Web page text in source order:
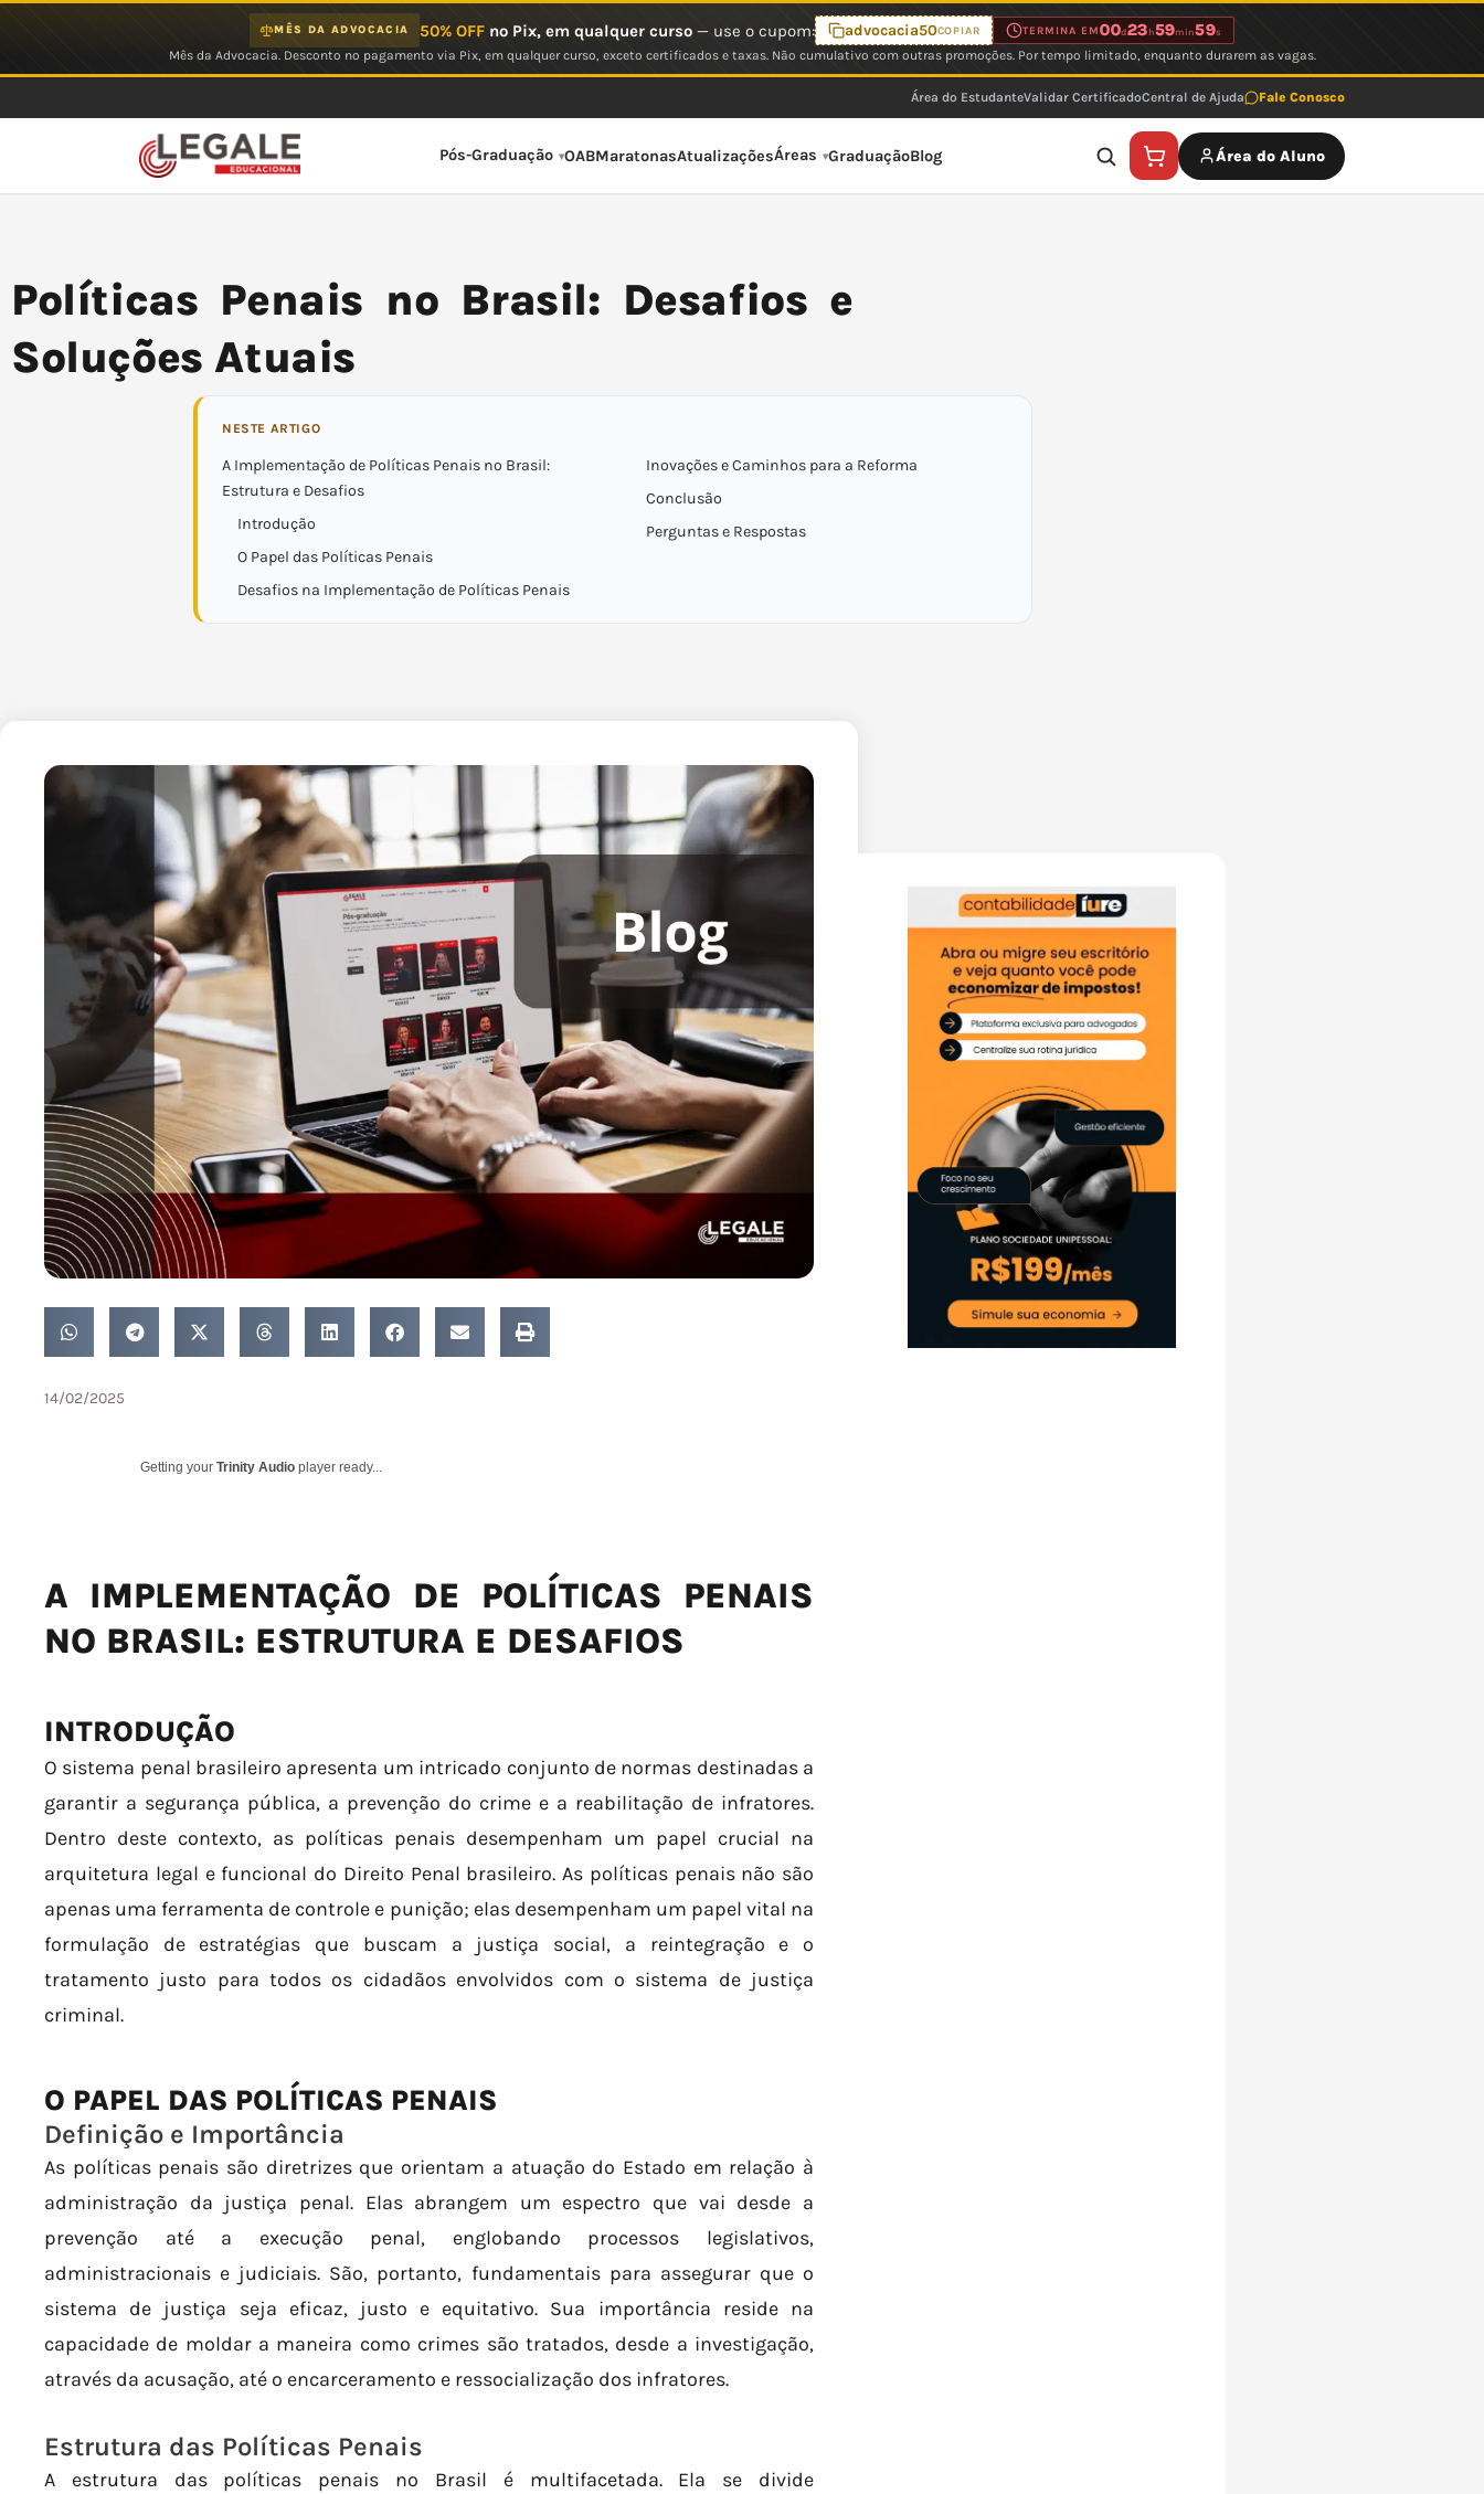
MÊS DA ADVOCACIA 50% OFFno Pix, em qualquer curso— use o cupom: advocacia50COPIAR TERMINA EM00d23 h59min59s
Mês da Advocacia. Desconto no pagamento via Pix, em qualquer curso, exceto certificados e taxas. Não cumulativo com outras promoções. Por tempo limitado, enquanto durarem as vagas.
Área do EstudanteValidar CertificadoCentral de Ajuda Fale Conosco
Pós-Graduação OABMaratonasAtualizaçõesÁreas GraduaçãoBlog Área do Aluno
Políticas Penais no Brasil: Desafios e
Soluções Atuais
NESTE ARTIGO
A Implementação de Políticas Penais no Brasil:
Estrutura e Desafios
Introdução
O Papel das Políticas Penais
Desafios na Implementação de Políticas Penais
Inovações e Caminhos para a Reforma
Conclusão
Perguntas e Respostas
14/02/2025
Getting your Trinity Audio player ready...
A IMPLEMENTAÇÃO DE POLÍTICAS PENAIS
NO BRASIL: ESTRUTURA E DESAFIOS
INTRODUÇÃO
O sistema penal brasileiro apresenta um intricado conjunto de normas destinadas a
garantir a segurança pública, a prevenção do crime e a reabilitação de infratores.
Dentro deste contexto, as políticas penais desempenham um papel crucial na
arquitetura legal e funcional do Direito Penal brasileiro. As políticas penais não são
apenas uma ferramenta de controle e punição; elas desempenham um papel vital na
formulação de estratégias que buscam a justiça social, a reintegração e o
tratamento justo para todos os cidadãos envolvidos com o sistema de justiça
criminal.
O PAPEL DAS POLÍTICAS PENAIS
Definição e Importância
As políticas penais são diretrizes que orientam a atuação do Estado em relação à
administração da justiça penal. Elas abrangem um espectro que vai desde a
prevenção até a execução penal, englobando processos legislativos,
administracionais e judiciais. São, portanto, fundamentais para assegurar que o
sistema de justiça seja eficaz, justo e equitativo. Sua importância reside na
capacidade de moldar a maneira como crimes são tratados, desde a investigação,
através da acusação, até o encarceramento e ressocialização dos infratores.
Estrutura das Políticas Penais
A estrutura das políticas penais no Brasil é multifacetada. Ela se divide